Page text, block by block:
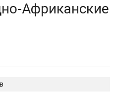
Африканские